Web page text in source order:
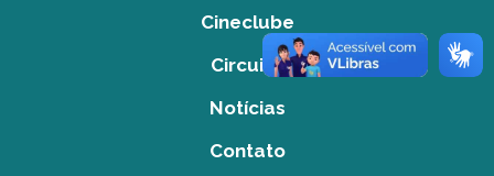
Cineclube
Circuito
Notícias
Contato